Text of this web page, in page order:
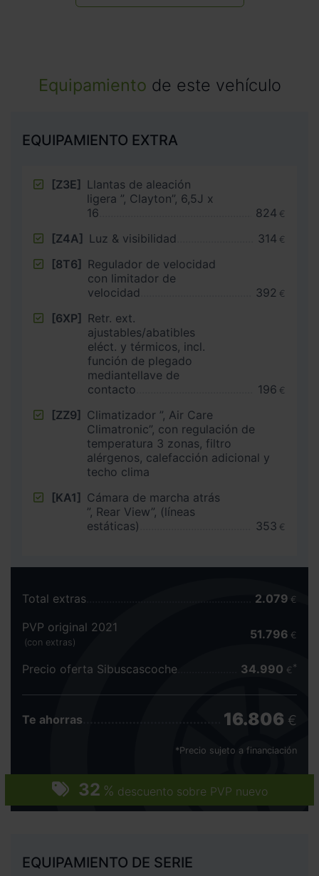
Equipamiento de este vehículo
EQUIPAMIENTO EXTRA
[Z3E] Llantas de aleación
ligera ”, Clayton”, 6,5J x
16
824 €
[Z4A] Luz & visibilidad 314 €
[8T6] Regulador de velocidad
con limitador de
velocidad
392 €
[6XP] Retr. ext.
ajustables/abatibles
eléct. y térmicos, incl.
función de plegado
mediantellave de
contacto
196 €
[ZZ9] Climatizador ”, Air Care
Climatronic”, con regulación de
temperatura 3 zonas, filtro
alérgenos, calefacción adicional y
techo clima
[KA1] Cámara de marcha atrás
”, Rear View”, (líneas
estáticas)
353 €
32 % descuento sobre PVP nuevo
Total extras 2.079 €
PVP original 2021
(con extras)
51.796 €
Precio oferta Sibuscascoche 34.990 €
Te ahorras 16.806 €
*Precio sujeto a financiación
EQUIPAMIENTO DE SERIE